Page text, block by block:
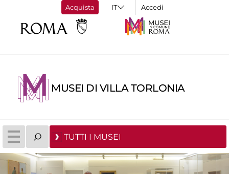
Acquista Accedi
MUSEI DI VILLA TORLONIA
TUTTI I MUSEI